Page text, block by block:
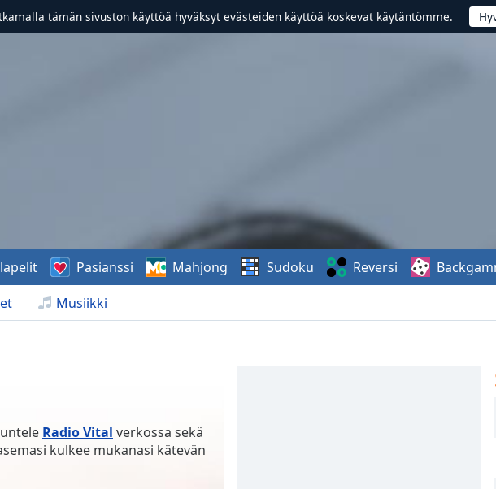
tämän sivuston käyttöä hyväksyt evästeiden käyttöä koskevat käytäntömme.
Musiikki
Pasianssi Mahjong Sudoku Reversi
Radio Vital verkossa sekä
kulkee mukanasi kätevän